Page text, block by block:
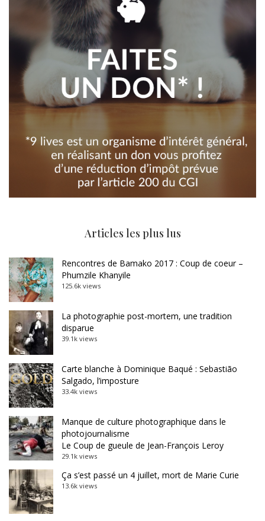
Articles les plus lus
Rencontres de Bamako 2017 : Coup de coeur –
Phumzile Khanyile
125.6k views
La photographie post-mortem, une tradition
disparue
39.1k views
Carte blanche à Dominique Baqué : Sebastião
Salgado, l’imposture
33.4k views
Manque de culture photographique dans le
photojournalisme
Le Coup de gueule de Jean-François Leroy
29.1k views
Ça s’est passé un 4 juillet, mort de Marie Curie
13.6k views